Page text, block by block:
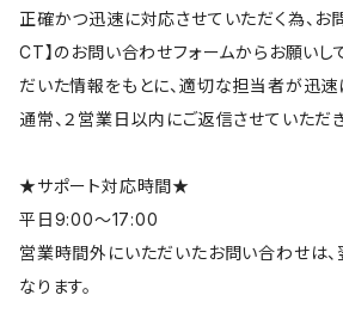
正確かつ迅速に対応させていただく為、お
CT】のお問い合わせフォームからお願いし
だいた情報をもとに、適切な担当者が迅速
通常、２営業日以内にご返信させていただき
★サポート対応時間★
平日9:00～17:00
営業時間外にいただいたお問い合わせは
なります。